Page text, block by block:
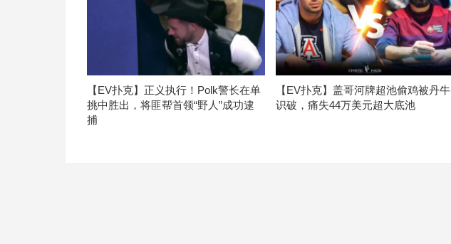
【EV扑克】正义执行！Polk警长在单
挑中胜出，将匪帮首领“野人”成功逮
捕
【EV扑克】盖哥河牌超池偷鸡被丹牛
识破，痛失44万美元超大底池